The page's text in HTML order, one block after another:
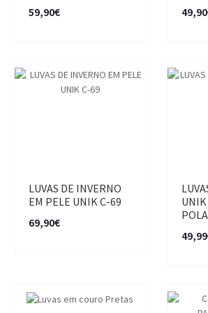
59,90€
LUVAS DE INVERNO
EM PELE UNIK C-69
69,90€